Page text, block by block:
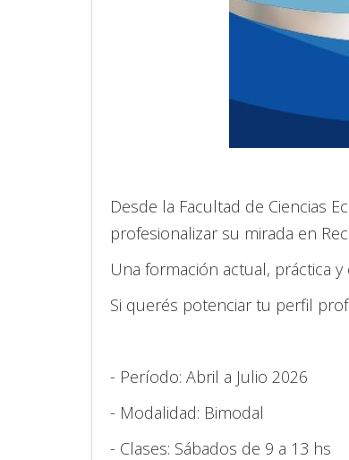
Desde la Facultad de Ciencias
profesionalizar su mirada en
Una formación actual, práctica
Si querés potenciar tu perfil
- Período: Abril a Julio 2026
- Modalidad: Bimodal
- Clases: Sábados de 9 a 13 hs